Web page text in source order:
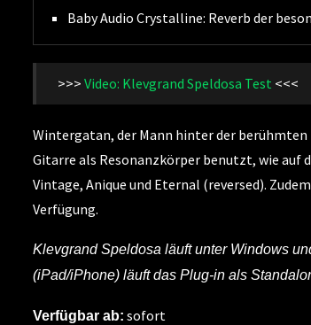
Baby Audio Crystalline: Reverb der
>>> Video: Klevgrand Speldosa Test <<<
Wintergatan, der Mann hinter der berühmten
Gitarre als Resonanzkörper benutzt, wie
Vintage, Anique und Eternal (reversed).
Verfügung.
Klevgrand Speldosa läuft unter Windows
(iPad/iPhone) läuft das Plug-in als
Verfügbar ab: sofort